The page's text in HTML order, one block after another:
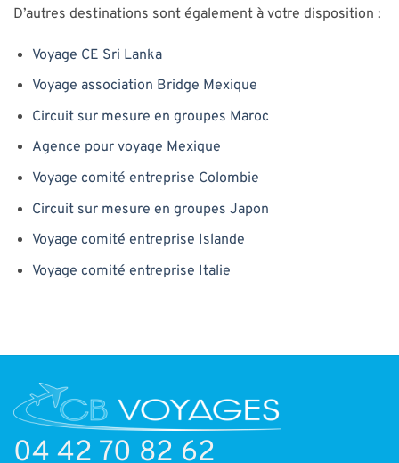
D’autres destinations sont également à votre disposition :
Voyage CE Sri Lanka
Voyage association Bridge Mexique
Circuit sur mesure en groupes Maroc
Agence pour voyage Mexique
Voyage comité entreprise Colombie
Circuit sur mesure en groupes Japon
Voyage comité entreprise Islande
Voyage comité entreprise Italie
04 42 70 82 62